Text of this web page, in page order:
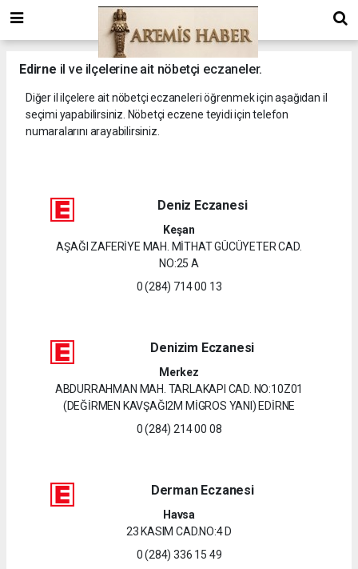
Edirne il ve ilçelerine ait nöbetçi eczaneler.
Diğer il ilçelere ait nöbetçi eczaneleri öğrenmek için aşağıdan il
seçimi yapabilirsiniz. Nöbetçi eczene teyidi için telefon
numaralarını arayabilirsiniz.
Deniz Eczanesi
Keşan
AŞAĞI ZAFERİYE MAH. MİTHAT GÜCÜYETER CAD.
NO:25 A
0 (284) 714 00 13
Denizim Eczanesi
Merkez
ABDURRAHMAN MAH. TARLAKAPI CAD. NO:10Z01
(DEĞİRMEN KAVŞAĞI2M MİGROS YANI) EDİRNE
0 (284) 214 00 08
Derman Eczanesi
Havsa
23 KASIM CAD.NO:4 D
0 (284) 336 15 49